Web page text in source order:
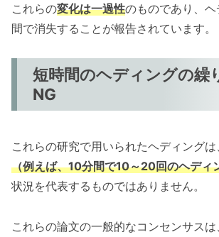
これらの変化は一過性のものであり、
間で消失することが報告されています。
短時間のヘディングの繰
NG
これらの研究で用いられたヘディングは
（例えば、10分間で10～20回のヘディ
状況を代表するものではありません。
これらの論文の一般的なコンセンサス